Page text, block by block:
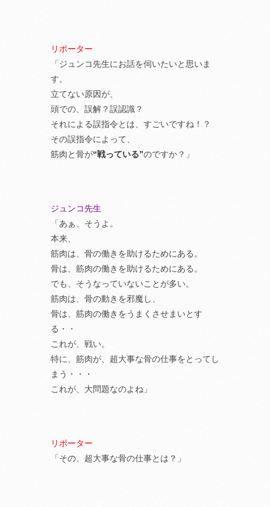
リポーター
「ジュンコ先生にお話を伺いたいと思いま
す。
立てない原因が、
頭での、誤解？誤認識？
それによる誤指令とは、すごいですね！？
その誤指令によって、
筋肉と骨が“戦っている”のですか？」
ジュンコ先生
「あぁ、そうよ。
本来、
筋肉は、骨の働きを助けるためにある。
骨は、筋肉の働きを助けるためにある。
でも、そうなっていないことが多い。
筋肉は、骨の動きを邪魔し、
骨は、筋肉の働きをうまくさせまいとす
る・・
これが、戦い。
特に、筋肉が、超大事な骨の仕事をとってし
まう・・・
これが、大問題なのよね」
リポーター
「その、超大事な骨の仕事とは？」